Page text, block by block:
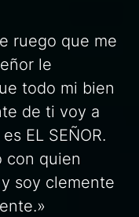
ruego que me
le
todo mi bien
de ti voy a
EL SEÑOR.
con quien
soy clemente